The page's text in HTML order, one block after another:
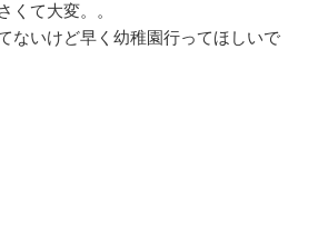
くて大変。。
ないけど早く幼稚園行ってほしいで